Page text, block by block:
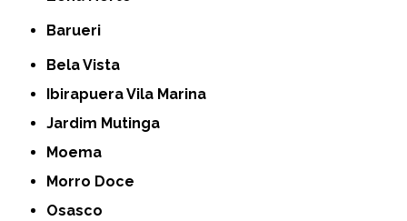
Barueri
Bela Vista
Ibirapuera Vila Marina
Jardim Mutinga
Moema
Morro Doce
Osasco